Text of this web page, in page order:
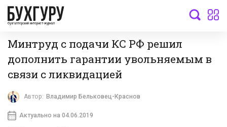
бухгалтерский интернет-журнал
Минтруд с подачи КС РФ решил
дополнить гарантии увольняемым в
связи с ликвидацией
Автор: Владимир Бельковец-Краснов
Актуально на 04.06.2019